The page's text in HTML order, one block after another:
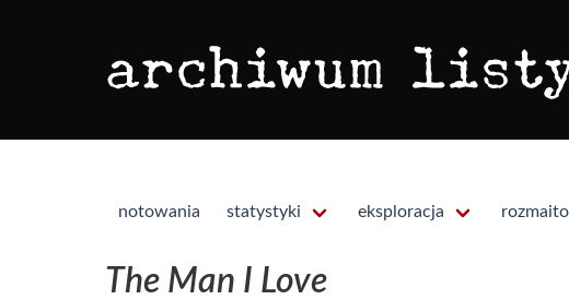
notowania statystyki eksploracja
The Man I Love